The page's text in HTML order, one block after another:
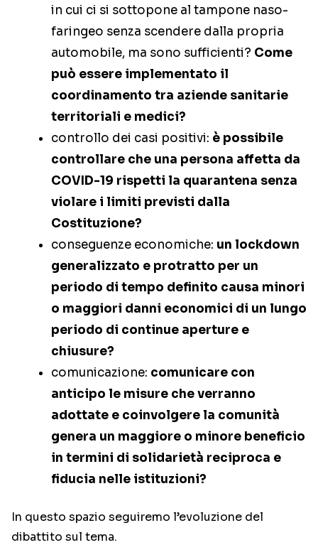
in cui ci si sottopone al tampone naso-
faringeo senza scendere dalla propria
automobile, ma sono sufficienti? Come
può essere implementato il
coordinamento tra aziende sanitarie
territoriali e medici?
controllo dei casi positivi: è possibile
controllare che una persona affetta da
COVID-19 rispetti la quarantena senza
violare i limiti previsti dalla
Costituzione?
conseguenze economiche: un lockdown
generalizzato e protratto per un
periodo di tempo definito causa minori
o maggiori danni economici di un lungo
periodo di continue aperture e
chiusure?
comunicazione: comunicare con
anticipo le misure che verranno
adottate e coinvolgere la comunità
genera un maggiore o minore beneficio
in termini di solidarietà reciproca e
fiducia nelle istituzioni?
In questo spazio seguiremo l’evoluzione del
dibattito sul tema.